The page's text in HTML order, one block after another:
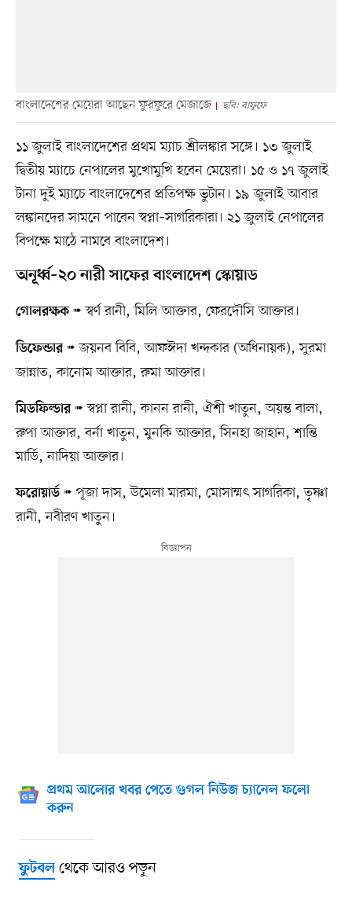
বাংলাদেশের মেয়েরা আছেন ফুরফুরে মেজাজে ছবি: বাফুফে
১১ জুলাই বাংলাদেশের প্রথম ম্যাচ শ্রীলঙ্কার সঙ্গে। ১৩ জুলাই
দ্বিতীয় ম্যাচে নেপালের মুখোমুখি হবেন মেয়েরা। ১৫ ও ১৭ জুলাই
টানা দুই ম্যাচে বাংলাদেশের প্রতিপক্ষ ভুটান। ১৯ জুলাই আবার
লঙ্কানদের সামনে পাবেন স্বপ্না–সাগরিকারা। ২১ জুলাই নেপালের
বিপক্ষে মাঠে নামবে বাংলাদেশ।
অনূর্ধ্ব–২০ নারী সাফের বাংলাদেশ স্কোয়াড
গোলরক্ষক ➠ স্বর্ণ রানী, মিলি আক্তার, ফেরদৌসি আক্তার।
ডিফেন্ডার ➠ জয়নব বিবি, আফঈদা খন্দকার (অধিনায়ক), সুরমা
জান্নাত, কানোম আক্তার, রুমা আক্তার।
মিডফিল্ডার ➠স্বপ্না রানী, কানন রানী, ঐশী খাতুন, অয়ন্ত বালা,
রুপা আক্তার, বর্না খাতুন, মুনকি আক্তার, সিনহা জাহান, শান্তি
মার্ডি, নাদিয়া আক্তার।
ফরোয়ার্ড ➠ পূজা দাস, উমেলা মারমা, মোসাম্মৎ সাগরিকা, তৃষ্ণা
রানী, নবীরণ খাতুন।
প্রথম আলোর খবর পেতে গুগল নিউজ চ্যানেল ফলো
করুন
ফুটবলথেকে আরও পড়ুন